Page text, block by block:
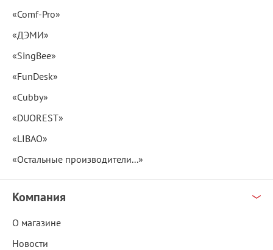
«Comf-Pro»
«ДЭМИ»
«SingBee»
«FunDesk»
«Cubby»
«DUOREST»
«LIBAO»
«Остальные производители...»
Компания
О магазине
Новости